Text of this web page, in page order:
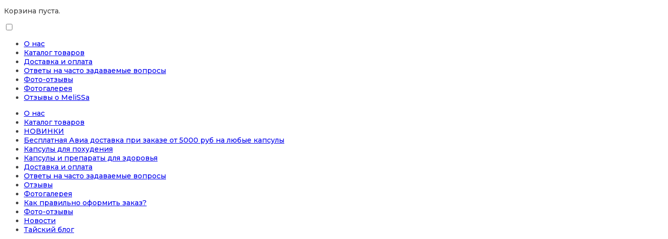
Корзина пуста.
О нас
Каталог товаров
Доставка и оплата
Ответы на часто задаваемые вопросы
Фото-отзывы
Фотогалерея
Отзывы о MeliSSa
О нас
Каталог товаров
НОВИНКИ
Бесплатная Авиа доставка при заказе от 5000 руб на любые капсулы
Капсулы для похудения
Капсулы и препараты для здоровья
Доставка и оплата
Ответы на часто задаваемые вопросы
Отзывы
Фотогалерея
Как правильно оформить заказ?
Фото-отзывы
Новости
Тайский блог